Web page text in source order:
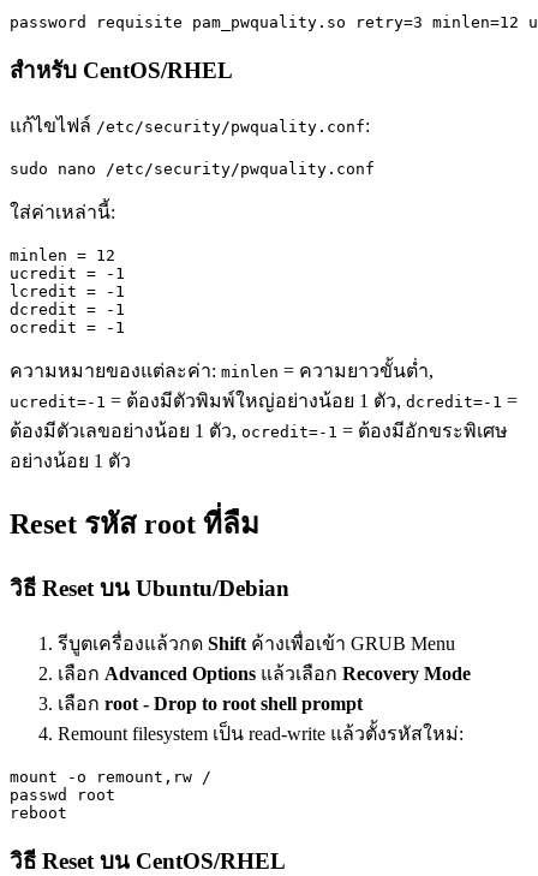
password requisite pam_pwquality.so retry=3
สำหรับ CentOS/RHEL
แก้ไขไฟล์ /etc/security/pwquality.conf:
sudo nano /etc/security/pwquality.conf
ใส่ค่าเหล่านี้:
minlen = 12
ucredit = -1
lcredit = -1
dcredit = -1
ocredit = -1
ความหมายของแต่ละค่า: minlen = ความยาวขั้นต่ำ,
ucredit=-1 = ต้องมีตัวพิมพ์ใหญ่อย่างน้อย 1 ตัว, dcredit=-1 =
ต้องมีตัวเลขอย่างน้อย 1 ตัว, ocredit=-1 = ต้องมีอักขระพิเศษ
อย่างน้อย 1 ตัว
Reset รหัส root ที่ลืม
วิธี Reset บน Ubuntu/Debian
รีบูตเครื่องแล้วกด Shift ค้างเพื่อเข้า GRUB Menu
เลือก Advanced Options แล้วเลือก Recovery Mode
เลือก root - Drop to root shell prompt
Remount filesystem เป็น read-write แล้วตั้งรหัสใหม่:
mount -o remount,rw /
passwd root
reboot
วิธี Reset บน CentOS/RHEL